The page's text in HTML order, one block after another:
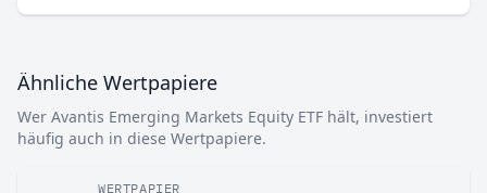
Ähnliche Wertpapiere
Wer Avantis Emerging Markets Equity ETF hält, investiert
häufig auch in diese Wertpapiere.
WERTPAPIER